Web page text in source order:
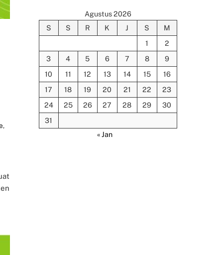
,
Agustus 2026
S
S R K J S
M
1
2
3
4 5 6 7 8
9
10
11 12 13 14 15
16
17
18 19 20 21 22
23
24
25 26 27 28 29
30
31
« Jan